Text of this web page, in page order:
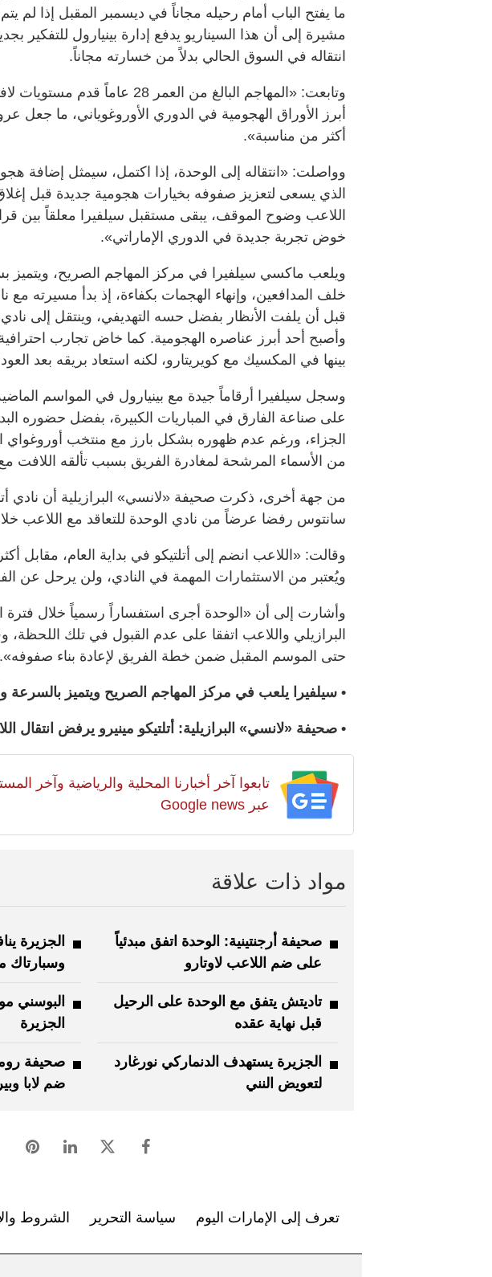
ما يفتح الباب أمام رحيله مجاناً في ديسمبر المقبل إذا لم
مشيرة إلى أن هذا السيناريو يدفع إدارة بينيارول للتفكير
انتقاله في السوق الحالي بدلاً من خسارته مجاناً.
وتابعت: «المهاجم البالغ من العمر 28
أبرز الأوراق الهجومية في الدوري الأوروغوياني، ما جعل
أكثر من مناسبة».
وواصلت: «انتقاله إلى الوحدة، إذا اكتمل، سيمثل إضافة
الذي يسعى لتعزيز صفوفه بخيارات هجومية جديدة قبل إغلاق
اللاعب وضوح الموقف، يبقى مستقبل سيلفيرا معلقاً بين
خوض تجربة جديدة في الدوري الإماراتي».
ويلعب ماكسي سيلفيرا في مركز المهاجم الصريح، ويتميز
خلف المدافعين، وإنهاء الهجمات بكفاءة، إذ بدأ مسيرته مع
قبل أن يلفت الأنظار بفضل حسه التهديفي، وينتقل إلى نادي
وأصبح أحد أبرز عناصره الهجومية. كما خاض تجارب
بينها في المكسيك مع كويريتارو، لكنه استعاد بريقه بعد
وسجل سيلفيرا أرقاماً جيدة مع بينيارول في المواسم
على صناعة الفارق في المباريات الكبيرة، بفضل حضوره
الجزاء، ورغم عدم ظهوره بشكل بارز مع منتخب أوروغواي
من الأسماء المرشحة لمغادرة الفريق بسبب تألقه اللافت مع
من جهة أخرى، ذكرت صحيفة «لانسي» البرازيلية أن نادي
سانتوس رفضا عرضاً من نادي الوحدة للتعاقد مع اللاعب خلال
وقالت: «اللاعب انضم إلى أتلتيكو في بداية العام، مقابل
ويُعتبر من الاستثمارات المهمة في النادي، ولن يرحل عن
وأشارت إلى أن «الوحدة أجرى استفساراً رسمياً خلال فترة
البرازيلي واللاعب اتفقا على عدم القبول في تلك اللحظة،
حتى الموسم المقبل ضمن خطة الفريق لإعادة بناء صفوفه».
• سيلفيرا يلعب في مركز المهاجم الصريح ويتميز بالسرعة
• صحيفة «لانسي» البرازيلية: أتلتيكو مينيرو يرفض انتقال
تابعوا آخر أخبارنا المحلية والرياضية وآخر
عبر Google news
مواد ذات علاقة
صحيفة أرجنتينية: الوحدة اتفق مبدئياً
على ضم اللاعب لاوتارو
الجزيرة
وسبارتاك
تاديتش يتفق مع الوحدة على الرحيل
قبل نهاية عقده
البوسني
الجزيرة
الجزيرة يستهدف الدنماركي نورغارد
لتعويض النني
صحيفة
ضم لابا
تعرف إلى الإمارات اليوم سياسة التحرير الشروط